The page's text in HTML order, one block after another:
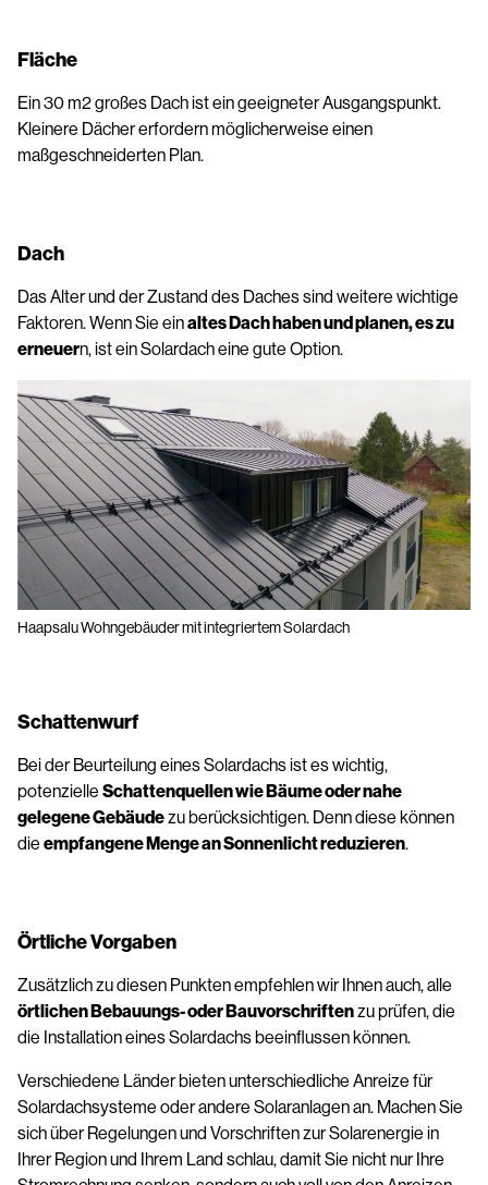
Fläche
Ein 30 m2 großes Dach ist ein geeigneter Ausgangspunkt.
Kleinere Dächer erfordern möglicherweise einen
maßgeschneiderten Plan.
Dach
Das Alter und der Zustand des Daches sind weitere wichtige
Faktoren. Wenn Sie einaltes Dach haben und planen, es zu
erneuern, ist ein Solardach eine gute Option.
Haapsalu Wohngebäuder mit integriertem Solardach
Schattenwurf
Bei der Beurteilung eines Solardachs ist es wichtig,
potenzielle Schattenquellen wie Bäume oder nahe
gelegene Gebäudezu berücksichtigen. Denn diese können
die empfangene Menge an Sonnenlicht reduzieren.
Örtliche Vorgaben
Zusätzlich zu diesen Punkten empfehlen wir Ihnen auch, alle
örtlichen Bebauungs- oder Bauvorschriftenzu prüfen, die
die Installation eines Solardachs beeinflussen können.
Verschiedene Länder bieten unterschiedliche Anreize für
Solardachsysteme oder andere Solaranlagen an. Machen Sie
sich über Regelungen und Vorschriften zur Solarenergie in
Ihrer Region und Ihrem Land schlau, damit Sie nicht nur Ihre